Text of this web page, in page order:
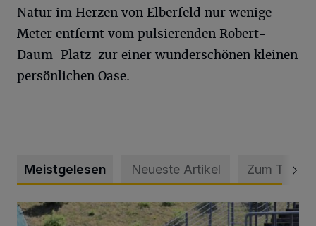
Natur im Herzen von Elberfeld nur wenige
Meter entfernt vom pulsierenden Robert-
Daum-Platz zur einer wunderschönen kleinen
persönlichen Oase.
Meistgelesen Neueste Artikel Zum Thema
Liveticker: Wuppertaler SV – SpVg. Schonnebeck